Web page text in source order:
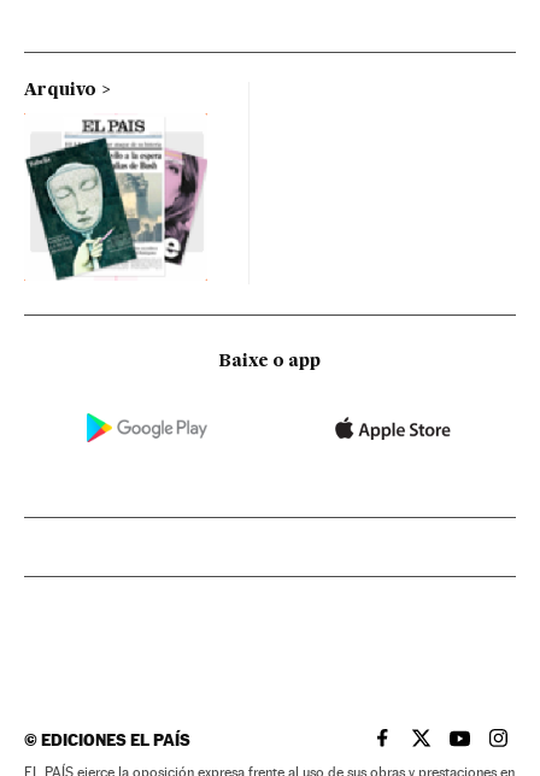
Arquivo
Baixe o app
©EDICIONES EL PAÍS EL PAÍS BRASIL EN
EL PAÍSEL PAÍS
EL
EL PAÍS ejerce la oposición expresa frente al uso de sus obras y prestaciones en